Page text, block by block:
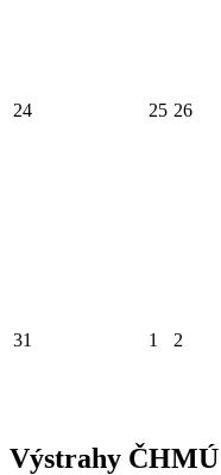
24 25 26
31 1 2
Výstrahy ČHMÚ